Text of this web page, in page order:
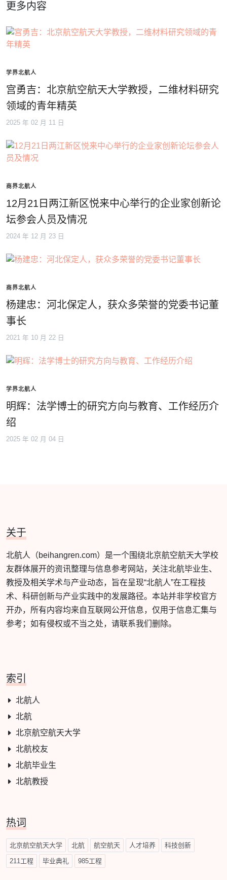
更多内容
学界北航人
宫勇吉：北京航空航天大学教授，二维材料研究
领域的青年精英
2025 年 02 月 11 日
商界北航人
12月21日两江新区悦来中心举行的企业家创新论
坛参会人员及情况
2024 年 12 月 23 日
商界北航人
杨建忠：河北保定人，获众多荣誉的党委书记董
事长
2021 年 10 月 22 日
学界北航人
明辉：法学博士的研究方向与教育、工作经历介
绍
2025 年 02 月 04 日
关于
北航人（beihangren.com）是一个围绕北京航空航天大学校
友群体展开的资讯整理与信息参考网站，关注北航毕业生、
教授及相关学术与产业动态，旨在呈现“北航人”在工程技
术、科研创新与产业实践中的发展路径。本站并非学校官方
开办，所有内容均来自互联网公开信息，仅用于信息汇集与
参考；如有侵权或不当之处，请联系我们删除。
索引
北航人
北航
北京航空航天大学
北航校友
北航毕业生
北航教授
热词
北京航空航天大学 北航 航空航天 人才培养 科技创新
211工程 毕业典礼 985工程